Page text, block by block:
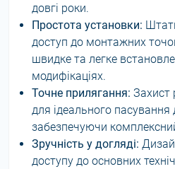
довгі роки.
Простота установки:
доступ до монтажних
швидке та легке
модифікаціях.
Точне прилягання: Захист
для ідеального пасування
забезпечуючи
Зручність у догляді:
доступу до основних